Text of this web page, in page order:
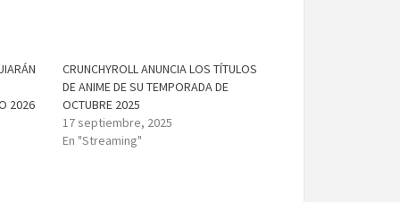
2026
CRUNCHYROLL ANUNCIA LOS TÍTULOS
DE ANIME DE SU TEMPORADA DE
OCTUBRE 2025
17 septiembre, 2025
En "Streaming"